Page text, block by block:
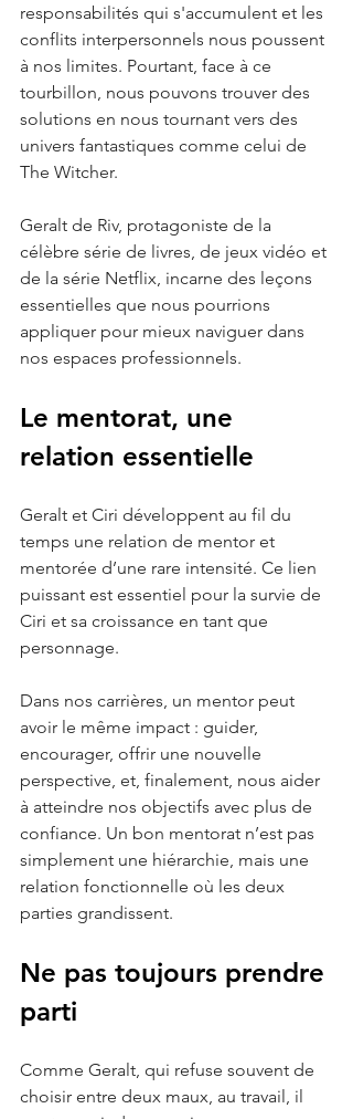
responsabilités qui s'accumulent et les
conflits interpersonnels nous poussent
à nos limites. Pourtant, face à ce
tourbillon, nous pouvons trouver des
solutions en nous tournant vers des
univers fantastiques comme celui de
The Witcher.
Geralt de Riv, protagoniste de la
célèbre série de livres, de jeux vidéo et
de la série Netflix, incarne des leçons
essentielles que nous pourrions
appliquer pour mieux naviguer dans
nos espaces professionnels.
Le mentorat, une
relation essentielle
Geralt et Ciri développent au fil du
temps une relation de mentor et
mentorée d’une rare intensité. Ce lien
puissant est essentiel pour la survie de
Ciri et sa croissance en tant que
personnage.
Dans nos carrières, un mentor peut
avoir le même impact : guider,
encourager, offrir une nouvelle
perspective, et, finalement, nous aider
à atteindre nos objectifs avec plus de
confiance. Un bon mentorat n’est pas
simplement une hiérarchie, mais une
relation fonctionnelle où les deux
parties grandissent.
Ne pas toujours prendre
parti
Comme Geralt, qui refuse souvent de
choisir entre deux maux, au travail, il